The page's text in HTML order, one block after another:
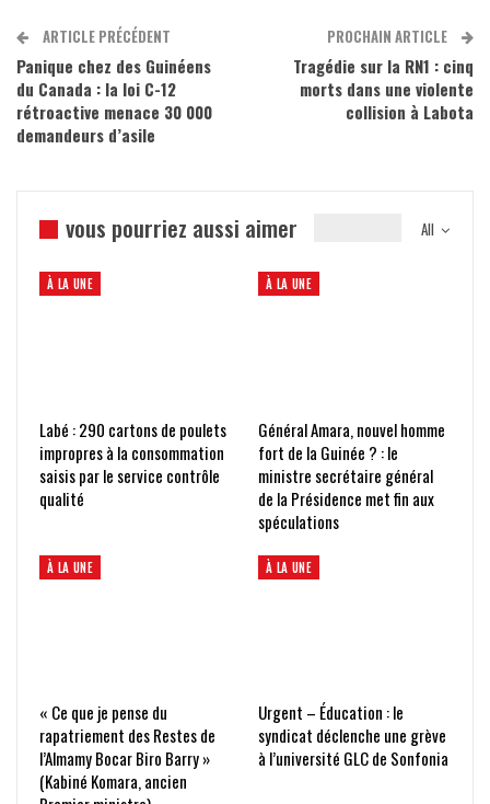
ARTICLE PRÉCÉDENT
Panique chez des Guinéens
du Canada : la loi C-12
rétroactive menace 30 000
demandeurs d’asile
PROCHAIN ARTICLE
Tragédie sur la RN1 : cinq
morts dans une violente
collision à Labota
All
vous pourriez aussi aimer
À LA UNE
Labé : 290 cartons de poulets
impropres à la consommation
saisis par le service contrôle
qualité
À LA UNE
Général Amara, nouvel homme
fort de la Guinée ? : le
ministre secrétaire général
de la Présidence met fin aux
spéculations
À LA UNE
« Ce que je pense du
rapatriement des Restes de
l’Almamy Bocar Biro Barry »
(Kabiné Komara, ancien
À LA UNE
Urgent – Éducation : le
syndicat déclenche une grève
à l’université GLC de Sonfonia